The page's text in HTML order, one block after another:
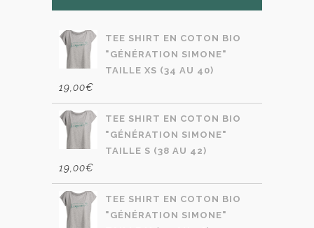
TEE SHIRT EN COTON BIO
"GÉNÉRATION SIMONE"
TAILLE XS (34 AU 40)
19,00€
TEE SHIRT EN COTON BIO
"GÉNÉRATION SIMONE"
TAILLE S (38 AU 42)
19,00€
TEE SHIRT EN COTON BIO
"GÉNÉRATION SIMONE"